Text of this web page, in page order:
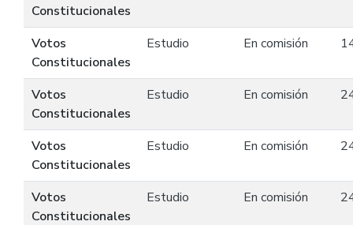
Constitucionales
Votos
Constitucionales
Estudio En comisión
Votos
Constitucionales
Estudio En comisión
Votos
Constitucionales
Estudio En comisión
Votos
Constitucionales
Estudio En comisión